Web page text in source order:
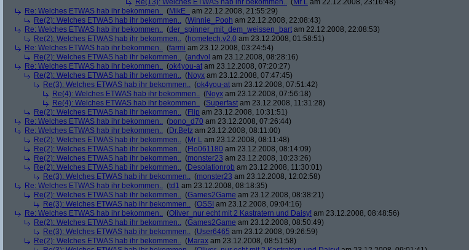
Re(13): Welches ETWAS hab ihr bekommen.. (Mr L am 22.12.2008, 23:16:48)
Re: Welches ETWAS hab ihr bekommen.. (MikE_
am 22.12.2008, 21:55:29)
Re(2): Welches ETWAS hab ihr bekommen.. (Winnie_Pooh am 22.12.2008, 22:08:43)
Re: Welches ETWAS hab ihr bekommen.. (der_spinner_mit_dem_weissen_bart am 22.12.2008, 22:08:53)
Re(2): Welches ETWAS hab ihr bekommen.. (hometech.v2.0 am 23.12.2008, 01:58:51)
Re: Welches ETWAS hab ihr bekommen.. (farmi am 23.12.2008, 03:24:54)
Re(2): Welches ETWAS hab ihr bekommen.. (andvol am 23.12.2008, 08:28:16)
Re: Welches ETWAS hab ihr bekommen.. (ok4you-at am 23.12.2008, 07:20:27)
Re(2): Welches ETWAS hab ihr bekommen.. (Noyx am 23.12.2008, 07:47:45)
Re(3): Welches ETWAS hab ihr bekommen.. (ok4you-at am 23.12.2008, 07:51:42)
Re(4): Welches ETWAS hab ihr bekommen.. (Noyx am 23.12.2008, 07:56:18)
Re(4): Welches ETWAS hab ihr bekommen.. (Superfast am 23.12.2008, 11:31:28)
Re(2): Welches ETWAS hab ihr bekommen.. (Flip am 23.12.2008, 10:31:51)
Re: Welches ETWAS hab ihr bekommen.. (bono_d70 am 23.12.2008, 07:26:44)
Re: Welches ETWAS hab ihr bekommen.. (Dr.Betz am 23.12.2008, 08:11:00)
Re(2): Welches ETWAS hab ihr bekommen.. (Mr L am 23.12.2008, 08:11:48)
Re(2): Welches ETWAS hab ihr bekommen.. (Flo061180 am 23.12.2008, 08:14:09)
Re(2): Welches ETWAS hab ihr bekommen.. (monster23 am 23.12.2008, 10:23:26)
Re(2): Welches ETWAS hab ihr bekommen.. (Desolationrob am 23.12.2008, 11:30:01)
Re(3): Welches ETWAS hab ihr bekommen.. (monster23 am 23.12.2008, 12:02:58)
Re: Welches ETWAS hab ihr bekommen.. (td1 am 23.12.2008, 08:18:35)
Re(2): Welches ETWAS hab ihr bekommen.. (Games2Game am 23.12.2008, 08:38:21)
Re(3): Welches ETWAS hab ihr bekommen.. (OSSI am 23.12.2008, 09:04:16)
Re: Welches ETWAS hab ihr bekommen.. (Oliver_nur echt mit 2 Kastratern und Daisy! am 23.12.2008, 08:48:56)
Re(2): Welches ETWAS hab ihr bekommen.. (Games2Game am 23.12.2008, 08:50:49)
Re(3): Welches ETWAS hab ihr bekommen.. (User6465 am 23.12.2008, 09:26:59)
Re(2): Welches ETWAS hab ihr bekommen.. (Marax am 23.12.2008, 08:51:58)